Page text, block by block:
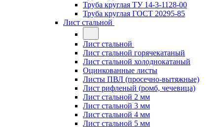
Труба круглая ТУ 14-3-1128-00
Труба круглая ГОСТ 20295-85
Лист стальной
Лист стальной
Лист стальной горячекатаный
Лист стальной холоднокатаный
Оцинкованные листы
Листы ПВЛ (просечно-вытяжные)
Лист рифленый (ромб, чечевица)
Лист стальной 2 мм
Лист стальной 3 мм
Лист стальной 4 мм
Лист стальной 5 мм